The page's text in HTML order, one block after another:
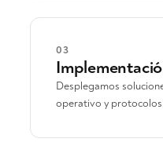
03
Desplegamos
operativo y